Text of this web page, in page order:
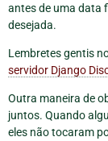
antes de uma data
desejada.
Lembretes gentis
servidor Django
Outra maneira de
juntos. Quando
eles não tocaram